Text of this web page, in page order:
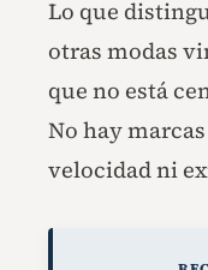
Lo que
otras modas
que no está
No hay
velocidad ni